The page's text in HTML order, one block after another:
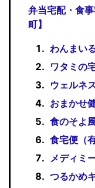
弁当宅配・食
町】
わんまい
ワタミの
ウェルネ
おまかせ
食のそよ
食宅便（
メディミ
つるかめ